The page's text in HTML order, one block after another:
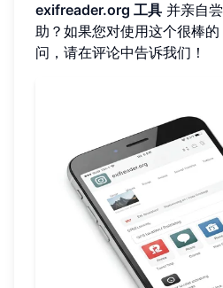
exifreader.org 工具 并亲自
助？如果您对使用这个很棒的
问，请在评论中告诉我们！